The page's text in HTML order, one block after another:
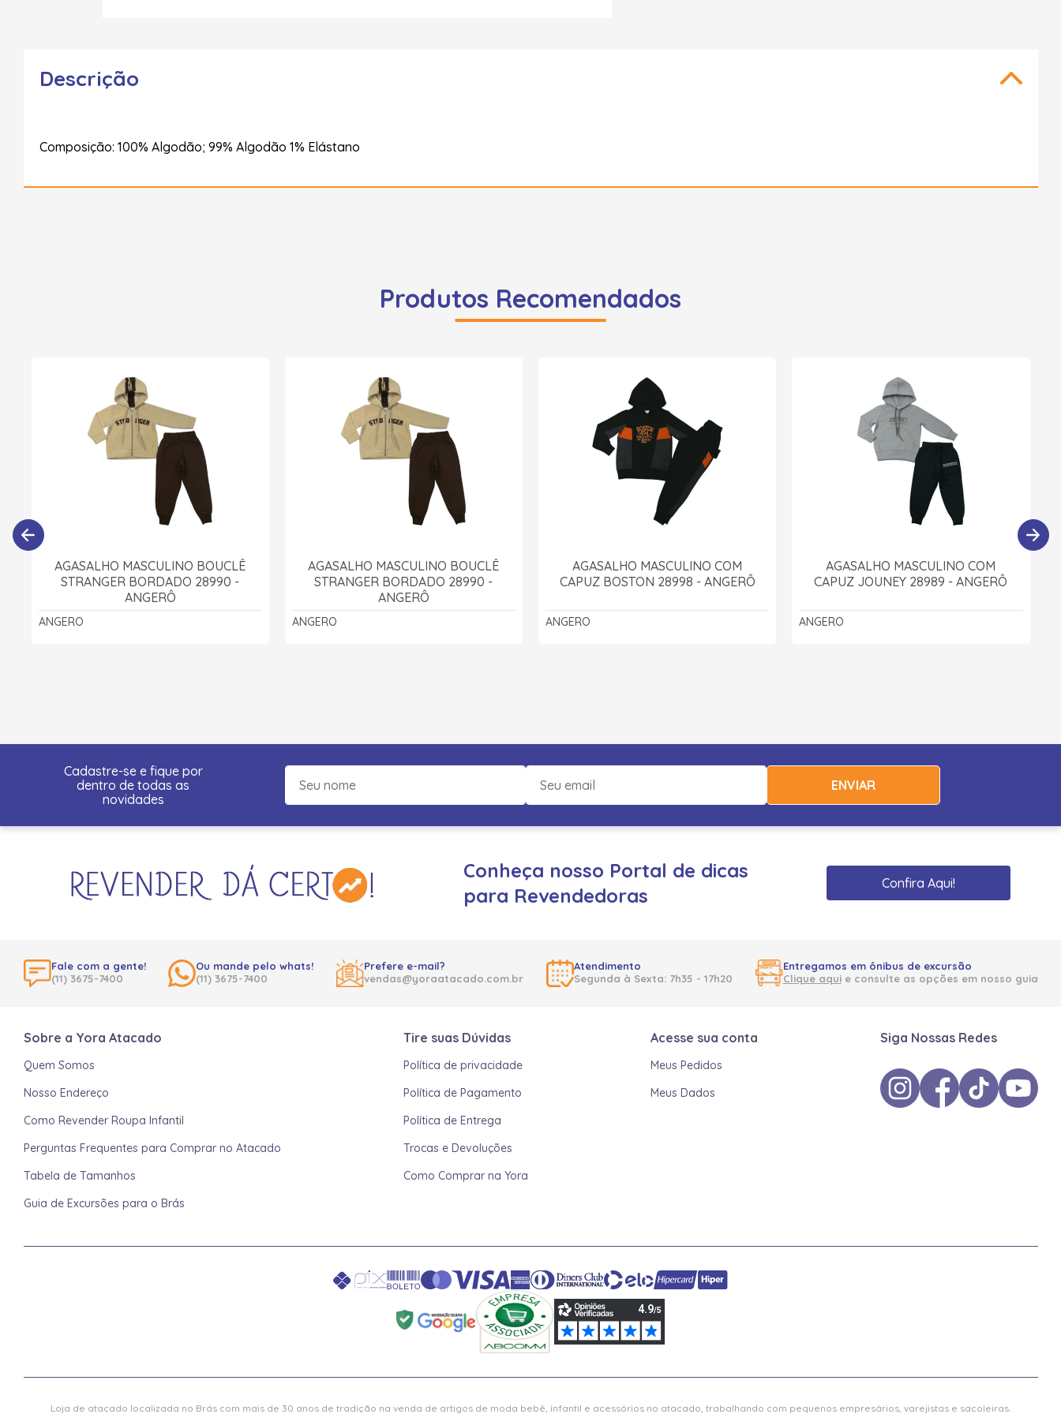
Descrição
Composição: 100% Algodão; 99% Algodão 1% Elástano
Produtos Recomendados
AGASALHO MASCULINO BOUCLÊ
STRANGER BORDADO 28990 -
ANGERÔ
ANGERO
AGASALHO MASCULINO BOUCLÊ
STRANGER BORDADO 28990 -
ANGERÔ
ANGERO
AGASALHO MASCULINO COM
CAPUZ BOSTON 28998 - ANGERÔ
ANGERO
AGASALHO MASCULINO COM
CAPUZ JOUNEY 28989 - ANGERÔ
ANGERO
Cadastre-se e fique por
dentro de todas as
novidades
ENVIAR
Conheça nosso Portal de dicas
para Revendedoras
Confira Aqui!
Fale com a gente!
(11) 3675-7400
Ou mande pelo whats!
(11) 3675-7400
Prefere e-mail?
vendas@yoraatacado.com.br
Atendimento
Segunda à Sexta: 7h35 - 17h20
Entregamos em ônibus de excursão
Clique aquie consulte as opções em nosso guia
Sobre a Yora Atacado
Quem Somos
Nosso Endereço
Como Revender Roupa Infantil
Perguntas Frequentes para Comprar no Atacado
Tabela de Tamanhos
Guia de Excursões para o Brás
Tire suas Dúvidas
Política de privacidade
Política de Pagamento
Política de Entrega
Trocas e Devoluções
Como Comprar na Yora
Acesse sua conta
Meus Pedidos
Meus Dados
Siga Nossas Redes
Loja de atacado localizada no Brás com mais de 30 anos de tradição na venda de artigos de moda bebê, infantil e acessórios no atacado, trabalhando com pequenos empresários, varejistas e sacoleiras.